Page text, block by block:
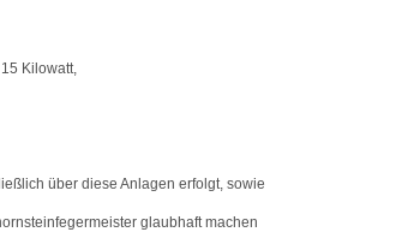
Kilowatt,
über diese Anlagen erfolgt, sowie
glaubhaft machen